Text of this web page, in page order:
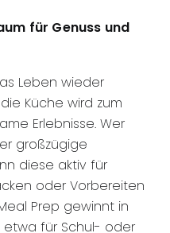
für Genuss und
Leben wieder
Küche wird zum
Erlebnisse. Wer
großzügige
diese aktiv für
oder Vorbereiten
Prep gewinnt in
etwa für Schul- oder